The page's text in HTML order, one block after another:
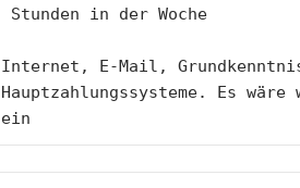
Stunden in der Woche
Internet, E-Mail,
Hauptzahlungssysteme. Es wäre
ein